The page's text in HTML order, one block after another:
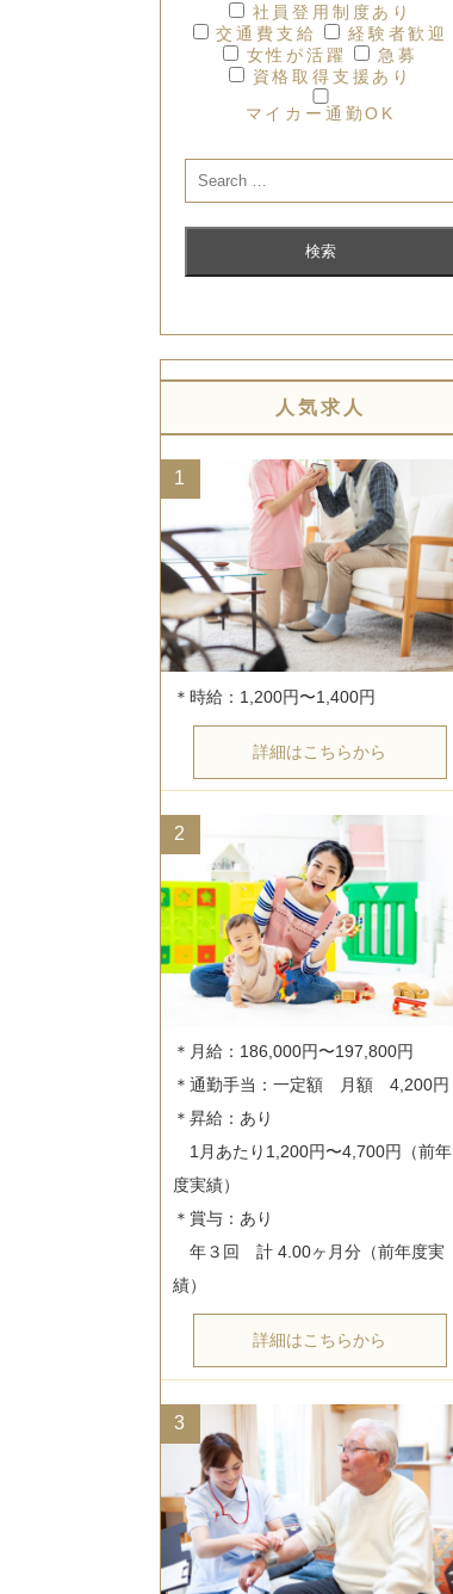
社員登用制度あり
交通費支給
経験者歓迎
女性が活躍
急募
資格取得支援あり
マイカー通勤OK
人気求人
1
詳細はこちらから
2
＊月給：186,000円〜197,800円
＊通勤手当：一定額　月額　4,200円
＊昇給：あり
1月あたり1,200円〜4,700円（前年
度実績）
＊賞与：あり
年３回　計 4.00ヶ月分（前年度実
詳細はこちらから
3